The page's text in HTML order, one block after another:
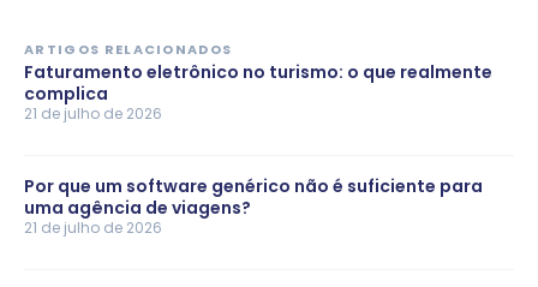
ARTIGOS RELACIONADOS
Faturamento eletrônico no turismo: o que realmente
complica
21 de julho de 2026
Por que um software genérico não é suficiente para
uma agência de viagens?
21 de julho de 2026